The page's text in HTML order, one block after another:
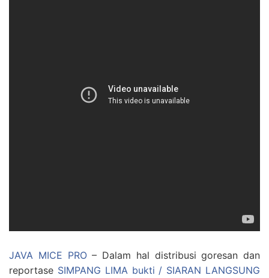
JAVA MICE PRO– Dalam hal distribusi goresan dan
reportase SIMPANG LIMA bukti / SIARAN LANGSUNG